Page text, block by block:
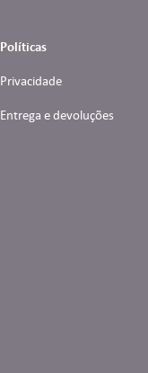
Políticas
Privacidade
Entrega e devoluções